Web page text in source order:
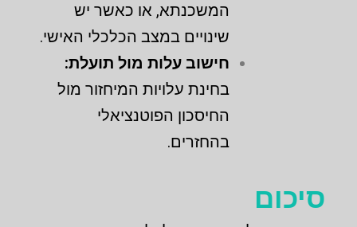
המשכנתא, או כאשר יש
שינויים במצב הכלכלי האישי.
חישוב עלות מול תועלת:
בחינת עלויות המיחזור מול
החיסכון הפוטנציאלי
בהחזרים.
סיכום